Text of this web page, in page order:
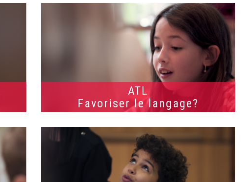
ATL
Favoriser le langage?